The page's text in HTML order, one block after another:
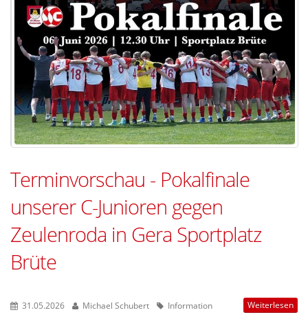
Terminvorschau - Pokalfinale
unserer C-Junioren gegen
Zeulenroda in Gera Sportplatz
Brüte
31.05.2026 Michael Schubert Information Weiterlesen